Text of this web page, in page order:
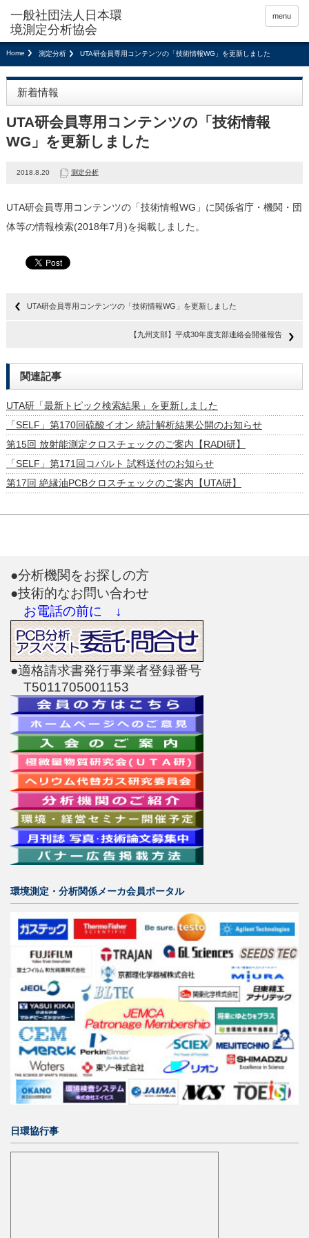
menu
Home 測定分析 UTA研会員専用コンテンツの「技術情報WG」を更新しました
新着情報
UTA研会員専用コンテンツの「技術情報
WG」を更新しました
2018.8.20 測定分析
UTA研会員専用コンテンツの「技術情報WG」に関係省庁・機関・団
体等の情報検索(2018年7月)を掲載しました。
UTA研会員専用コンテンツの「技術情報WG」を更新しました
【九州支部】平成30年度支部連絡会開催報告
関連記事
UTA研「最新トピック検索結果」を更新しました
「SELF」第170回硫酸イオン 統計解析結果公開のお知らせ
第15回 放射能測定クロスチェックのご案内【RADI研】
「SELF」第171回コバルト 試料送付のお知らせ
第17回 絶縁油PCBクロスチェックのご案内【UTA研】
●分析機関をお探しの方
●技術的なお問い合わせ
お電話の前に ↓
●適格請求書発行事業者登録番号
T5011705001153
環境測定・分析関係メーカ会員ポータル
日環協行事